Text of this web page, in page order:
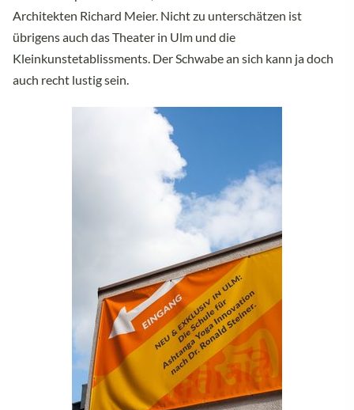
Architekten Richard Meier. Nicht zu unterschätzen ist
übrigens auch das Theater in Ulm und die
Kleinkunstetablissments. Der Schwabe an sich kann ja doch
auch recht lustig sein.